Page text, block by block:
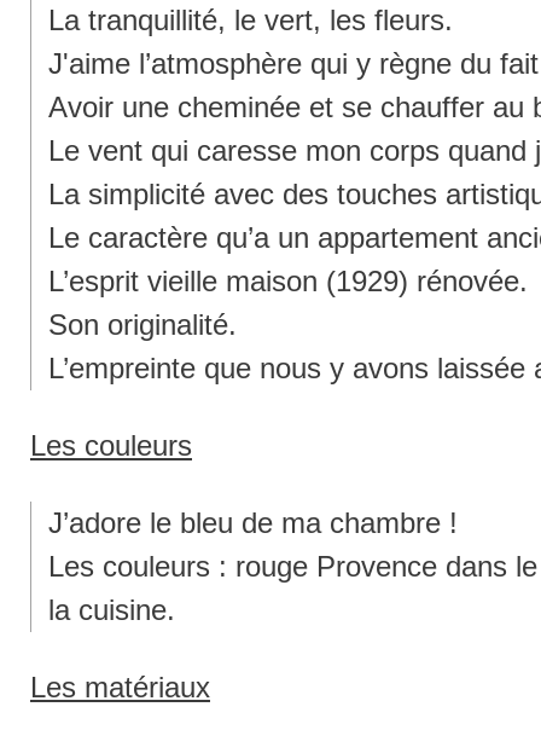
La tranquillité, le vert, les fleurs.
J'aime l’atmosphère qui y règne du
Avoir une cheminée et se chauffer au
Le vent qui caresse mon corps quand
La simplicité avec des touches
Le caractère qu’a un appartement
L’esprit vieille maison (1929) rénovée.
Son originalité.
L’empreinte que nous y avons laissée
Les couleurs
J’adore le bleu de ma chambre !
Les couleurs : rouge Provence dans
la cuisine.
Les matériaux